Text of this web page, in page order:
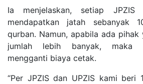
Ia menjelaskan, setiap
mendapatkan jatah sebanyak
qurban. Namun, apabila ada pihak
jumlah lebih banyak, maka
mengganti biaya cetak.
“Per JPZIS dan UPZIS kami beri